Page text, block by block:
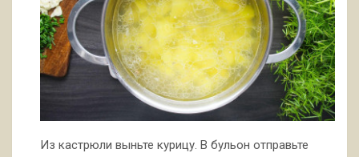
Из кастрюли выньте курицу. В бульон отправьте